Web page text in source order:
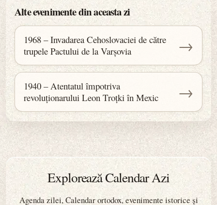
Alte evenimente din aceasta zi
1968 – Invadarea Cehoslovaciei de către
trupele Pactului de la Varșovia
→
1940 – Atentatul împotriva
revoluționarului Leon Troțki în Mexic
→
Explorează Calendar Azi
Agenda zilei, Calendar ortodox, evenimente istorice și